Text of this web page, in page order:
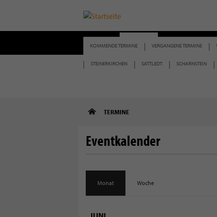
START TERMINE
KOMMENDE TERMINE VERGANGENE TERMINE
STEINERKIRCHEN SATTLEDT SCHARNSTEIN
BERICHTE
TERMINE
Eventkalender
Monat Woche